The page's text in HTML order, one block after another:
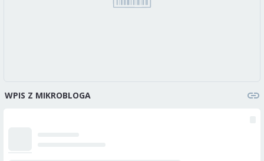
WPIS Z MIKROBLOGA